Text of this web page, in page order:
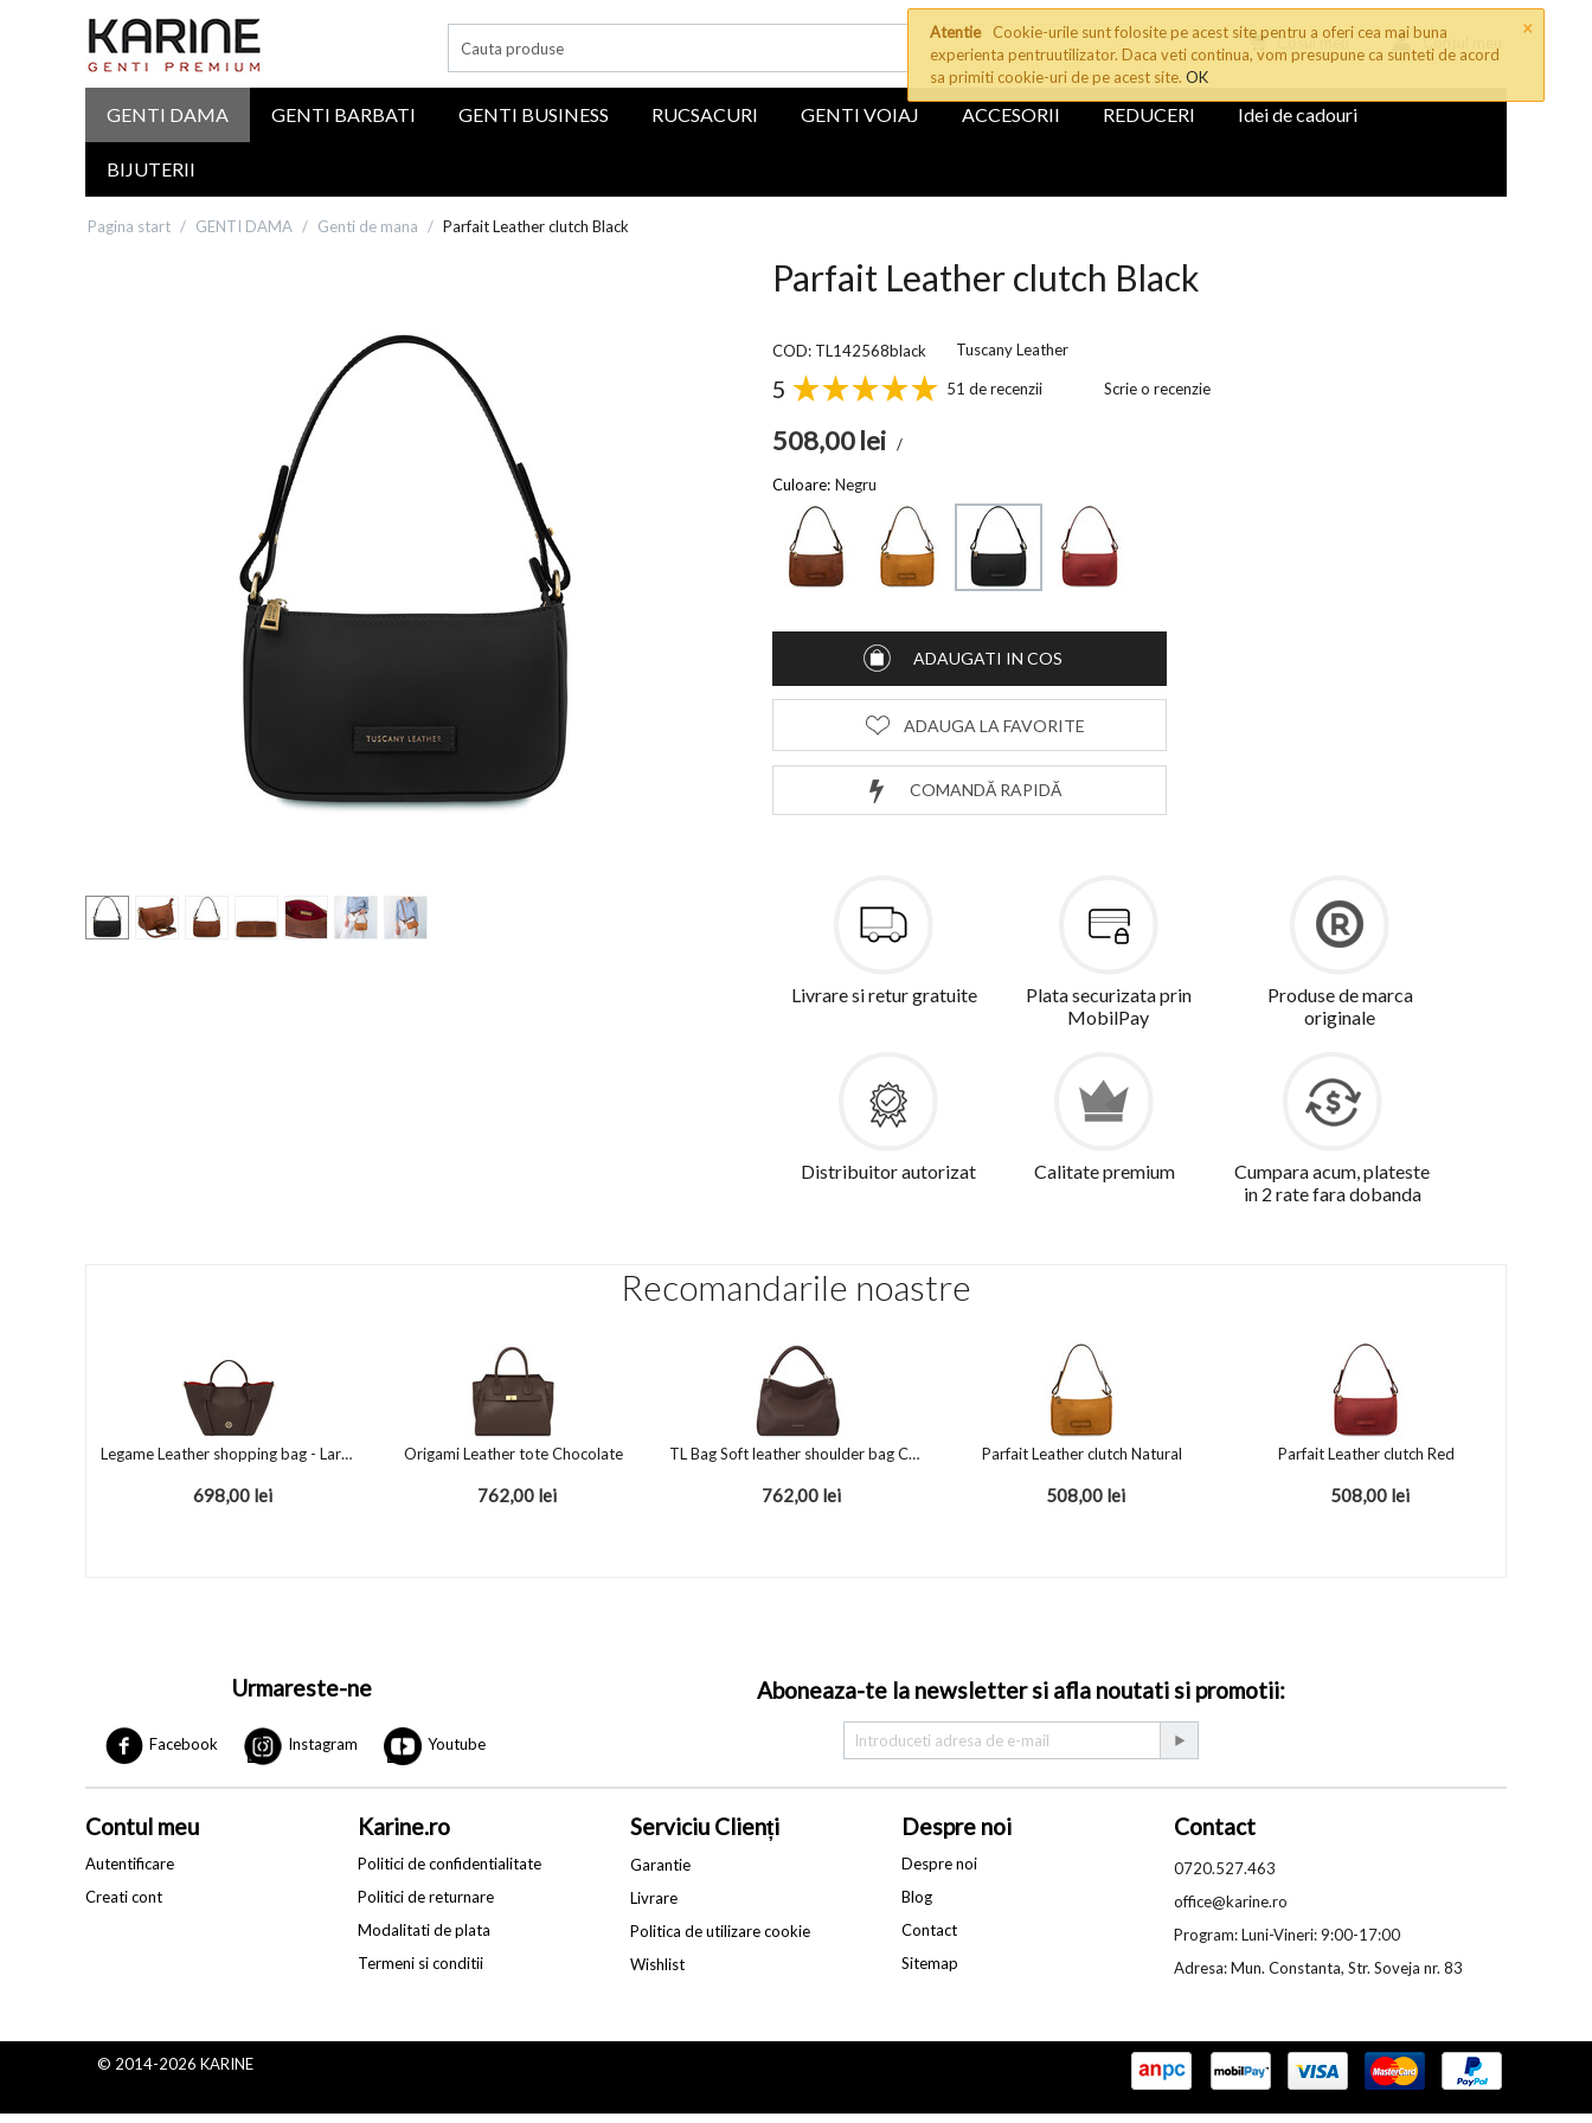
×
Atentie
Cookie-urile sunt folosite pe acest site pentru a oferi cea mai buna
experienta pentruutilizator. Daca veti continua, vom presupune ca sunteti de acord
sa primiti cookie-uri de pe acest site.OK
Cosul meu Contul meu
GENTI DAMA GENTI BARBATI GENTI BUSINESS RUCSACURI GENTI VOIAJ ACCESORII REDUCERI Idei de cadouri
BIJUTERII
Pagina start / GENTI DAMA / Genti de mana / Parfait Leather clutch Black
Parfait Leather clutch Black
COD: TL142568black Tuscany Leather
5 51 de recenzii Scrie o recenzie
508,00lei /
Culoare: Negru
ADAUGATI IN COS
COMANDĂ RAPIDĂ
ADAUGA LA FAVORITE
Livrare si retur gratuite
Plata securizata prin
MobilPay
Produse de marca
originale
Distribuitor autorizat Calitate premium
Cumpara acum, plateste
in 2 rate fara dobanda
Recomandarile noastre
Legame Leather shopping bag - Large size Chocolate
698,00 lei
Origami Leather tote Chocolate
762,00 lei
TL Bag Soft leather shoulder bag Chocolate
762,00 lei
Parfait Leather clutch Natural
508,00 lei
Parfait Leather clutch Red
508,00 lei
Urmareste-ne
Facebook Instagram Youtube
Aboneaza-te la newsletter si afla noutati si promotii:
Contul meu
Autentificare
Creati cont
Karine.ro
Politici de confidentialitate
Politici de returnare
Modalitati de plata
Termeni si conditii
Serviciu Clienți
Garantie
Livrare
Politica de utilizare cookie
Wishlist
Despre noi
Despre noi
Blog
Contact
Sitemap
Contact
0720.527.463
office@karine.ro
Program: Luni-Vineri: 9:00-17:00
Adresa: Mun. Constanta, Str. Soveja nr. 83
© 2014-2026 KARINE